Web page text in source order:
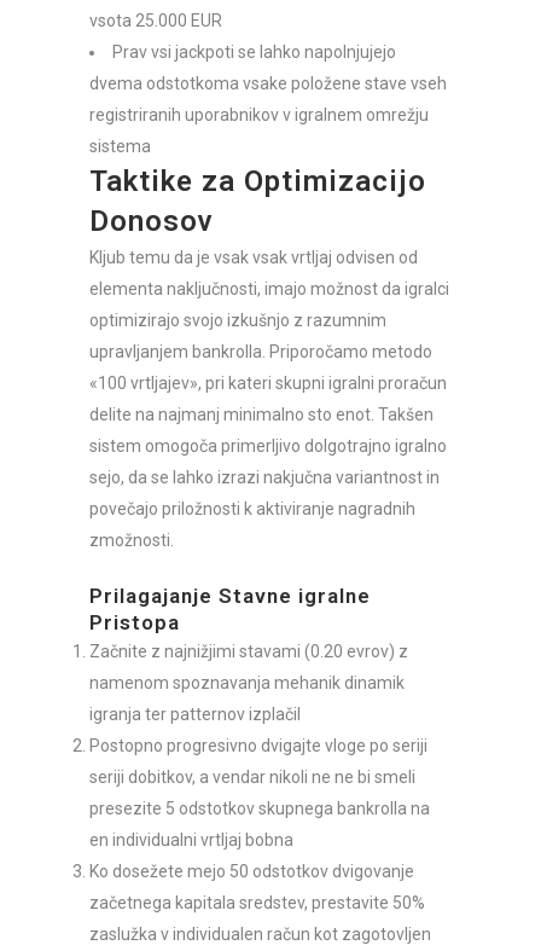
vsota 25.000 EUR
Prav vsi jackpoti se lahko napolnjujejo
dvema odstotkoma vsake položene stave vseh
registriranih uporabnikov v igralnem omrežju
sistema
Taktike za Optimizacijo
Donosov
Kljub temu da je vsak vsak vrtljaj odvisen od
elementa naključnosti, imajo možnost da igralci
optimizirajo svojo izkušnjo z razumnim
upravljanjem bankrolla. Priporočamo metodo
«100 vrtljajev», pri kateri skupni igralni proračun
delite na najmanj minimalno sto enot. Takšen
sistem omogoča primerljivo dolgotrajno igralno
sejo, da se lahko izrazi nakjučna variantnost in
povečajo priložnosti k aktiviranje nagradnih
zmožnosti.
Prilagajanje Stavne igralne
Pristopa
Začnite z najnižjimi stavami (0.20 evrov) z
namenom spoznavanja mehanik dinamik
igranja ter patternov izplačil
Postopno progresivno dvigajte vloge po seriji
seriji dobitkov, a vendar nikoli ne ne bi smeli
presezite 5 odstotkov skupnega bankrolla na
en individualni vrtljaj bobna
Ko dosežete mejo 50 odstotkov dvigovanje
začetnega kapitala sredstev, prestavite 50%
zaslužka v individualen račun kot zagotovljen